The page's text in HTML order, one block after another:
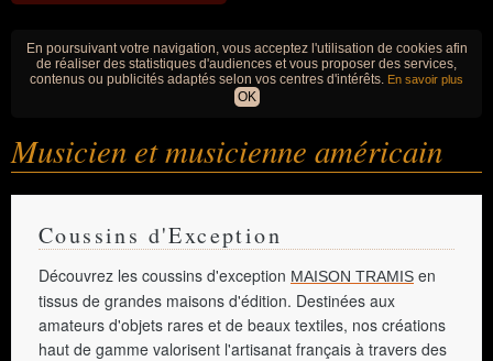
En poursuivant votre navigation, vous acceptez l'utilisation de cookies afin
de réaliser des statistiques d'audiences et vous proposer des services,
contenus ou publicités adaptés selon vos centres d'intérêts. En savoir plus
OK
Musicien et musicienne américain
Coussins d'Exception
Découvrez les coussins d'exception MAISON TRAMIS en
tissus de grandes maisons d'édition. Destinées aux
amateurs d'objets rares et de beaux textiles, nos créations
haut de gamme valorisent l'artisanat français à travers des